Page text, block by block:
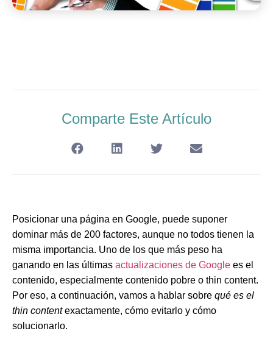
Comparte Este Artículo
Posicionar una página en Google, puede suponer
dominar más de 200 factores, aunque no todos tienen la
misma importancia. Uno de los que más peso ha
ganando en las últimas actualizaciones de Google es el
contenido, especialmente contenido pobre o thin content.
Por eso, a continuación, vamos a hablar sobre qué es el
thin contentexactamente, cómo evitarlo y cómo
solucionarlo.